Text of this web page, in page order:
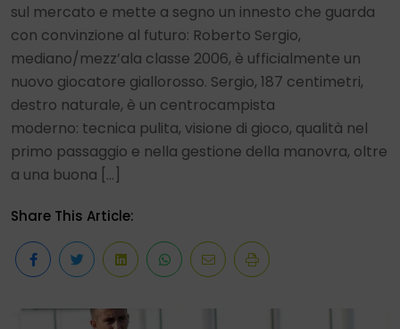
sul mercato e mette a segno un innesto che guarda
con convinzione al futuro: Roberto Sergio,
mediano/mezz’ala classe 2006, è ufficialmente un
nuovo giocatore giallorosso. Sergio, 187 centimetri,
destro naturale, è un centrocampista
moderno: tecnica pulita, visione di gioco, qualità nel
primo passaggio e nella gestione della manovra, oltre
a una buona […]
Share This Article: